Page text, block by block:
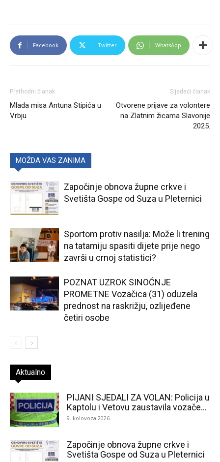
Facebook Twitter WhatsApp
Prethodni članak
Mlada misa Antuna Stipića u
Vrbju
Sljedeći članak
Otvorene prijave za volontere
na Zlatnim žicama Slavonije
2025.
MOŽDA VAS ZANIMA
Započinje obnova župne crkve i
Svetišta Gospe od Suza u Pleternici
Sportom protiv nasilja: Može li trening
na tatamiju spasiti dijete prije nego
završi u crnoj statistici?
POZNAT UZROK SINOĆNJE
PROMETNE Vozačica (31) oduzela
prednost na raskrižju, ozlijeđene
četiri osobe
Aktualno
PIJANI SJEDALI ZA VOLAN: Policija u
Kaptolu i Vetovu zaustavila vozače...
9. kolovoza 2026.
Započinje obnova župne crkve i
Svetišta Gospe od Suza u Pleternici